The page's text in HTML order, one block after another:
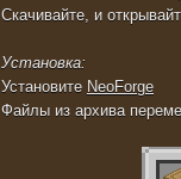
Скачивайте, и
Установка:
Установите NeoForge
Файлы из архива